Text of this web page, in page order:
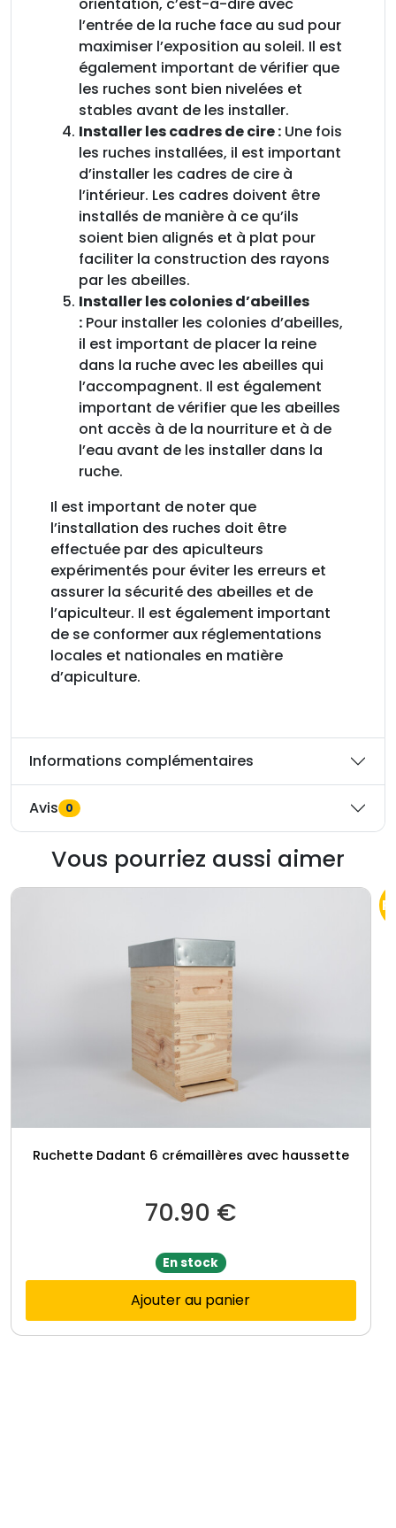
l’entrée de la ruche face au sud pour
maximiser l’exposition au soleil. Il est
également important de vérifier que
les ruches sont bien nivelées et
stables avant de les installer.
Installer les cadres de cire : Une fois
les ruches installées, il est important
d’installer les cadres de cire à
l’intérieur. Les cadres doivent être
installés de manière à ce qu’ils
soient bien alignés et à plat pour
faciliter la construction des rayons
par les abeilles.
Installer les colonies d’abeilles
: Pour installer les colonies d’abeilles,
il est important de placer la reine
dans la ruche avec les abeilles qui
l’accompagnent. Il est également
important de vérifier que les abeilles
ont accès à de la nourriture et à de
l’eau avant de les installer dans la
ruche.
Il est important de noter que
l’installation des ruches doit être
effectuée par des apiculteurs
expérimentés pour éviter les erreurs et
assurer la sécurité des abeilles et de
l’apiculteur. Il est également important
de se conformer aux réglementations
locales et nationales en matière
d’apiculture.
Informations complémentaires
Avis 0
Vous pourriez aussi aimer
Ruchette Dadant 6 crémaillères avec haussette
70.90 €
En stock
Ajouter au panier